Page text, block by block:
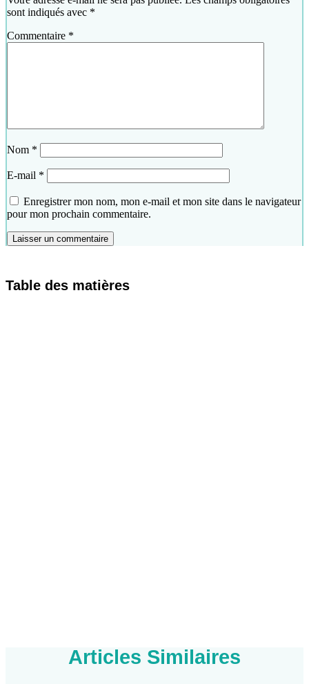
sont indiqués avec *
Commentaire *
Nom *
E-mail *
Enregistrer mon nom, mon e-mail et mon site dans le navigateur
pour mon prochain commentaire.
Table des matières
Articles Similaires